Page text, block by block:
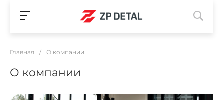
Главная / О компании
О компании